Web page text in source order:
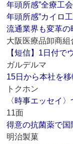
年頭所感”全療
年頭所感”カイ
流通業界も変革の
大阪医療品卸商組
【短信】1日付で
ガルデルマ
15日から本社を移
トクホン
〈時事エッセイ
11面
得意の抗菌薬で国
明治製菓